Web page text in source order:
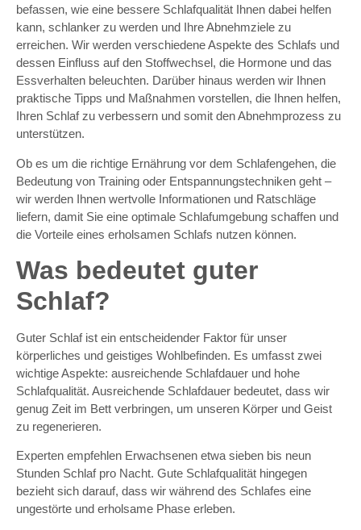
befassen, wie eine bessere Schlafqualität Ihnen dabei helfen
kann, schlanker zu werden und Ihre Abnehmziele zu
erreichen. Wir werden verschiedene Aspekte des Schlafs und
dessen Einfluss auf den Stoffwechsel, die Hormone und das
Essverhalten beleuchten. Darüber hinaus werden wir Ihnen
praktische Tipps und Maßnahmen vorstellen, die Ihnen helfen,
Ihren Schlaf zu verbessern und somit den Abnehmprozess zu
unterstützen.
Ob es um die richtige Ernährung vor dem Schlafengehen, die
Bedeutung von Training oder Entspannungstechniken geht –
wir werden Ihnen wertvolle Informationen und Ratschläge
liefern, damit Sie eine optimale Schlafumgebung schaffen und
die Vorteile eines erholsamen Schlafs nutzen können.
Was bedeutet guter
Schlaf?
Guter Schlaf ist ein entscheidender Faktor für unser
körperliches und geistiges Wohlbefinden. Es umfasst zwei
wichtige Aspekte: ausreichende Schlafdauer und hohe
Schlafqualität. Ausreichende Schlafdauer bedeutet, dass wir
genug Zeit im Bett verbringen, um unseren Körper und Geist
zu regenerieren.
Experten empfehlen Erwachsenen etwa sieben bis neun
Stunden Schlaf pro Nacht. Gute Schlafqualität hingegen
bezieht sich darauf, dass wir während des Schlafes eine
ungestörte und erholsame Phase erleben.